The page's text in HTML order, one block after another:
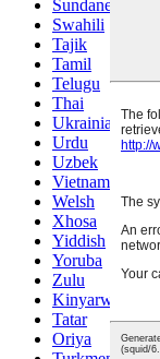
Sundanese
Swahili
Tajik
Tamil
Telugu
Thai
Ukrainian
Urdu
Uzbek
Vietnamese
Welsh
Xhosa
Yiddish
Yoruba
Zulu
Kinyarwanda
Tatar
Oriya